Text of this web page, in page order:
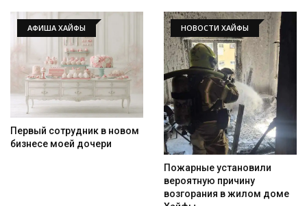
АФИША ХАЙФЫ
Первый сотрудник в новом
бизнесе моей дочери
НОВОСТИ ХАЙФЫ
Пожарные установили
вероятную причину
возгорания в жилом доме